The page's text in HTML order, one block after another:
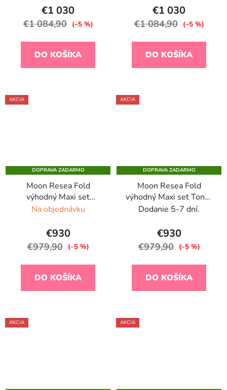
€1 030
€1 084,90 (–5 %)
DO KOŠÍKA
€1 030
€1 084,90 (–5 %)
DO KOŠÍKA
AKCIA
DOPRAVA ZADARMO
Moon Resea Fold
výhodný Maxi set
Greige 2026
Na objednávku
€930
€979,90 (–5 %)
DO KOŠÍKA
AKCIA
DOPRAVA ZADARMO
Moon Resea Fold
výhodný Maxi set Tonka
2026
Dodanie 5-7 dní.
€930
€979,90 (–5 %)
DO KOŠÍKA
AKCIA AKCIA